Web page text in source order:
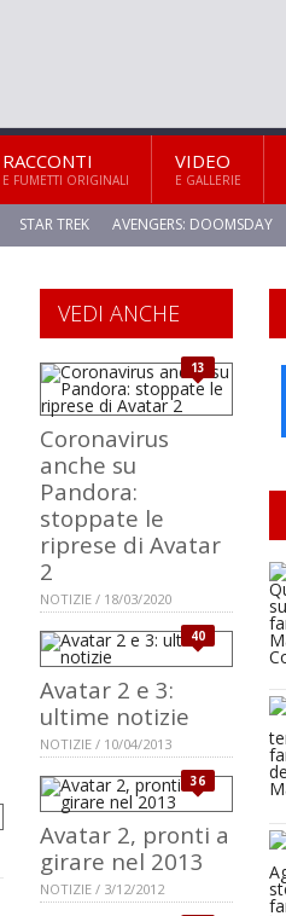
RACCONTI
E FUMETTI ORIGINALI
VIDEO
E GALLERIE
STAR TREK AVENGERS: DOOMSDAY
VEDI ANCHE
13
Coronavirus
anche su
Pandora:
stoppate le
riprese di Avatar
2
NOTIZIE / 18/03/2020
40
Avatar 2 e 3:
ultime notizie
NOTIZIE / 10/04/2013
36
Avatar 2, pronti a
girare nel 2013
NOTIZIE / 3/12/2012